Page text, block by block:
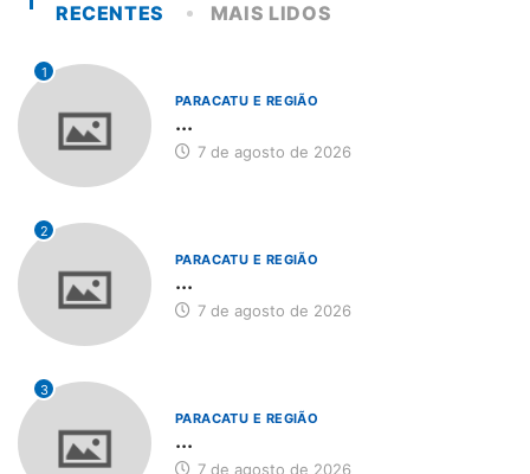
RECENTES MAIS LIDOS
1
PARACATU E REGIÃO
...
7 de agosto de 2026
2
PARACATU E REGIÃO
...
7 de agosto de 2026
3
PARACATU E REGIÃO
...
7 de agosto de 2026